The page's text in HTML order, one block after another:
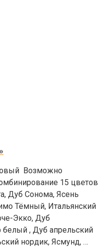
Возможно
15 цветов
Дуб Сонома, Ясень
Тёмный, Итальянский
Экко, Дуб
, Дуб апрельский
нордик, Ясмунд, …